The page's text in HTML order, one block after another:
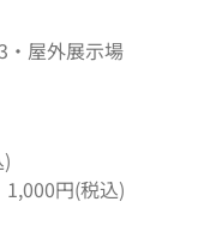
・屋外展示場
円(税込)